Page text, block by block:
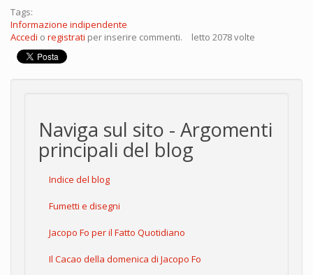
Tags:
Informazione indipendente
Accedi o registrati per inserire commenti. letto 2078 volte
Naviga sul sito - Argomenti
principali del blog
Indice del blog
Fumetti e disegni
Jacopo Fo per il Fatto Quotidiano
Il Cacao della domenica di Jacopo Fo